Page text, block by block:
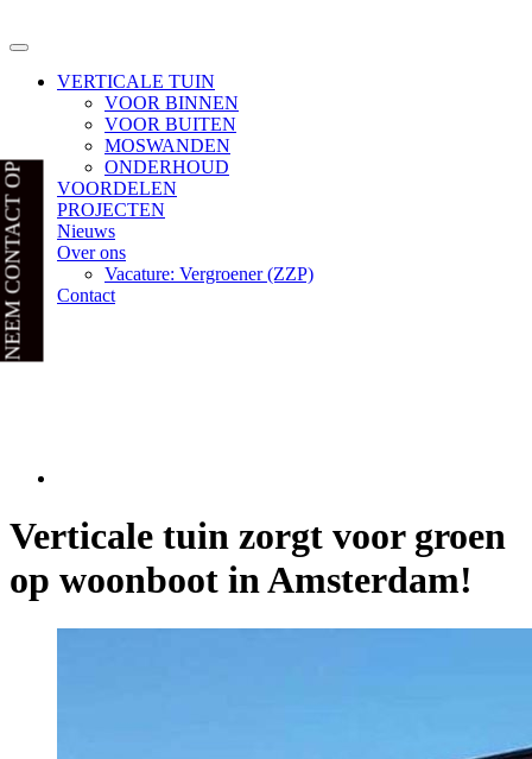
VERTICALE TUIN
VOOR BINNEN
VOOR BUITEN
MOSWANDEN
ONDERHOUD
VOORDELEN
PROJECTEN
Nieuws
Over ons
Vacature: Vergroener (ZZP)
Contact
Verticale tuin zorgt voor groen
op woonboot in Amsterdam!
NEEM CONTACT OP